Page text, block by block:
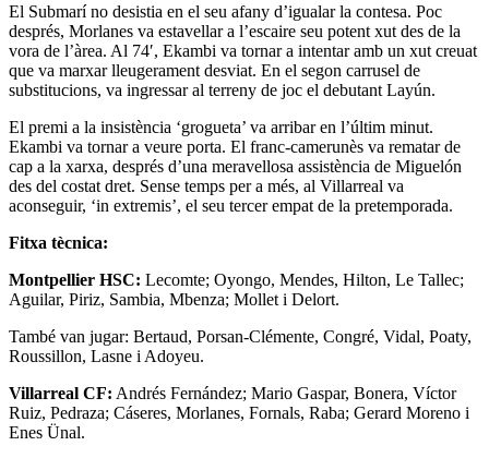
El Submarí no desistia en el seu afany d’igualar la contesa. Poc
després, Morlanes va estavellar a l’escaire seu potent xut des de la
vora de l’àrea. Al 74′, Ekambi va tornar a intentar amb un xut creuat
que va marxar lleugerament desviat. En el segon carrusel de
substitucions, va ingressar al terreny de joc el debutant Layún.
El premi a la insistència ‘grogueta’ va arribar en l’últim minut.
Ekambi va tornar a veure porta. El franc-camerunès va rematar de
cap a la xarxa, després d’una meravellosa assistència de Miguelón
des del costat dret. Sense temps per a més, al Villarreal va
aconseguir, ‘in extremis’, el seu tercer empat de la pretemporada.
Fitxa tècnica:
Montpellier HSC: Lecomte; Oyongo, Mendes, Hilton, Le Tallec;
Aguilar, Piriz, Sambia, Mbenza; Mollet i Delort.
També van jugar: Bertaud, Porsan-Clémente, Congré, Vidal, Poaty,
Roussillon, Lasne i Adoyeu.
Villarreal CF: Andrés Fernández; Mario Gaspar, Bonera, Víctor
Ruiz, Pedraza; Cáseres, Morlanes, Fornals, Raba; Gerard Moreno i
Enes Ünal.